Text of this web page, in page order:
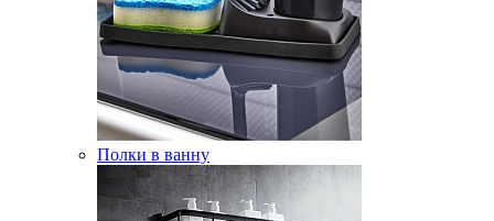
Полки в ванну